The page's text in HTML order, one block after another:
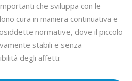
che sviluppa con le
cura in maniera continuativa e
normative, dove il piccolo
stabili e senza
degli affetti: